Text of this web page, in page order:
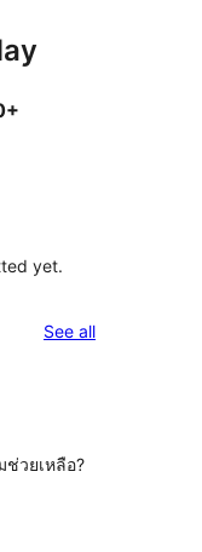
yet.
See allreviews
ช่วยเหลือ?